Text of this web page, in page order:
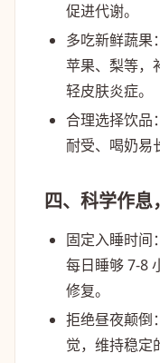
促进代谢。
多吃新鲜蔬果
苹果、梨等，
轻皮肤炎症。
合理选择饮品
耐受、喝奶易
四、科学作
固定入睡时间
每日睡够 7-8
修复。
拒绝昼夜颠倒
觉，维持稳定